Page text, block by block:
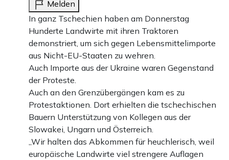
Melden
In ganz Tschechien haben am Donnerstag
Hunderte Landwirte mit ihren Traktoren
demonstriert, um sich gegen Lebensmittelimporte
aus Nicht-EU-Staaten zu wehren.
Auch Importe aus der Ukraine waren Gegenstand
der Proteste.
Auch an den Grenzübergängen kam es zu
Protestaktionen. Dort erhielten die tschechischen
Bauern Unterstützung von Kollegen aus der
Slowakei, Ungarn und Österreich.
„Wir halten das Abkommen für heuchlerisch, weil
europäische Landwirte viel strengere Auflagen